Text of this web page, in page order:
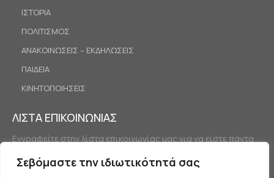
Σεβόμαστε την ιδιωτικότητά σας
ΙΣΤΟΡΙΑ
ΠΟΛΙΤΙΣΜΟΣ
ΑΝΑΚΟΙΝΩΣΕΙΣ – ΕΚΔΗΛΩΣΕΙΣ
ΠΑΙΔΕΙΑ
ΚΙΝΗΤΟΠΟΙΗΣΕΙΣ
ΛΙΣΤΑ ΕΠΙΚΟΙΝΩΝΙΑΣ
Εγγραφείτε στην λίστα επικοινωνίας μας για να είστε πάντα